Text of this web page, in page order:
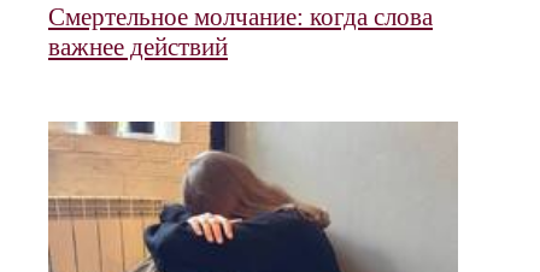
Смертельное молчание: когда слова
важнее действий